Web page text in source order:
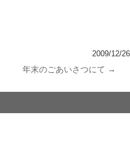
2009/12/26
年末のごあいさつにて →